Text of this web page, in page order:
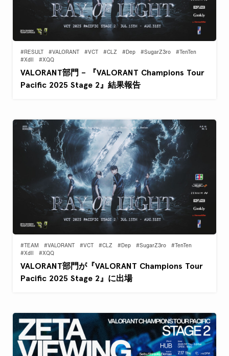
#RESULT #VALORANT #VCT #CLZ #Dep #SugarZ3ro
#TenTen
#Xdll
#XQQ
VALORANT部門 – 『VALORANT Champions Tour
Pacific 2025 Stage 2』結果報告
#TEAM #VALORANT #VCT #CLZ #Dep #SugarZ3ro
#TenTen
#Xdll
#XQQ
VALORANT部門が『VALORANT Champions Tour
Pacific 2025 Stage 2』に出場